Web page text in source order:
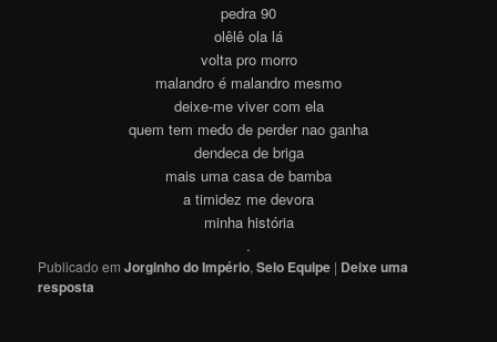
pedra 90
olêlê ola lá
volta pro morro
malandro é malandro mesmo
deixe-me viver com ela
quem tem medo de perder nao ganha
dendeca de briga
mais uma casa de bamba
a timidez me devora
minha história
.
Publicado em Jorginho do Império,Selo Equipe | Deixe uma
resposta